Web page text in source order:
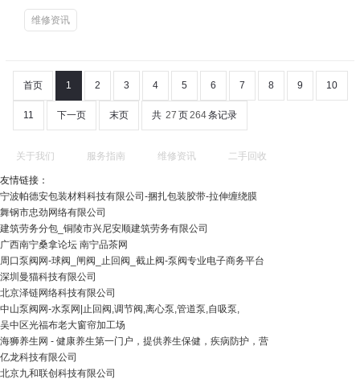
维修资讯
首页 1 2 3 4 5 6 7 8 9 10
11 下一页 末页 共 27 页264条记录
关于我们 服务指南 维修资讯 二手回收
友情链接：
宁波帕德安包装材料科技有限公司-捆扎包装胶带-拉伸缠绕膜
舞钢市忠劲网络有限公司
建筑劳务分包_铜陵市兴尼安顺建筑劳务有限公司
广西南宁桑拿论坛 南宁品茶网
周口泵阀网-球阀_闸阀_止回阀_截止阀-泵阀专业电子商务平台
深圳曼猫科技有限公司
北京泽链网络科技有限公司
中山泵阀网-水泵网|止回阀,调节阀,离心泵,管道泵,自吸泵,
吴中区光福布老大窗帘加工场
海狮养生网 - 健康养生第一门户，提供养生保健，疾病防护，营
亿龙科技有限公司
北京九和联创科技有限公司